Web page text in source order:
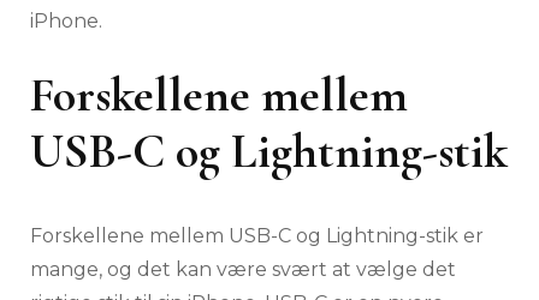
iPhone.
Forskellene mellem
USB-C og Lightning-stik
Forskellene mellem USB-C og Lightning-stik er
mange, og det kan være svært at vælge det